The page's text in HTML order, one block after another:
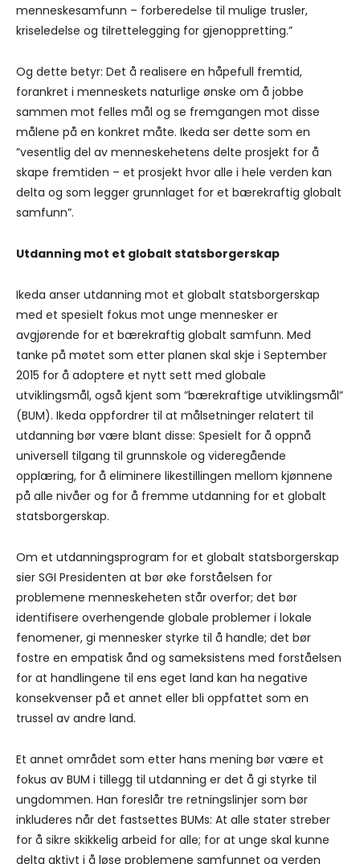
menneskesamfunn – forberedelse til mulige trusler,
kriseledelse og tilrettelegging for gjenoppretting.”
Og dette betyr: Det å realisere en håpefull fremtid,
forankret i menneskets naturlige ønske om å jobbe
sammen mot felles mål og se fremgangen mot disse
målene på en konkret måte. Ikeda ser dette som en
”vesentlig del av menneskehetens delte prosjekt for å
skape fremtiden – et prosjekt hvor alle i hele verden kan
delta og som legger grunnlaget for et bærekraftig globalt
samfunn”.
Utdanning mot et globalt statsborgerskap
Ikeda anser utdanning mot et globalt statsborgerskap
med et spesielt fokus mot unge mennesker er
avgjørende for et bærekraftig globalt samfunn. Med
tanke på møtet som etter planen skal skje i September
2015 for å adoptere et nytt sett med globale
utviklingsmål, også kjent som ”bærekraftige utviklingsmål”
(BUM). Ikeda oppfordrer til at målsetninger relatert til
utdanning bør være blant disse: Spesielt for å oppnå
universell tilgang til grunnskole og videregående
opplæring, for å eliminere likestillingen mellom kjønnene
på alle nivåer og for å fremme utdanning for et globalt
statsborgerskap.
Om et utdanningsprogram for et globalt statsborgerskap
sier SGI Presidenten at bør øke forståelsen for
problemene menneskeheten står overfor; det bør
identifisere overhengende globale problemer i lokale
fenomener, gi mennesker styrke til å handle; det bør
fostre en empatisk ånd og sameksistens med forståelsen
for at handlingene til ens eget land kan ha negative
konsekvenser på et annet eller bli oppfattet som en
trussel av andre land.
Et annet området som etter hans mening bør være et
fokus av BUM i tillegg til utdanning er det å gi styrke til
ungdommen. Han foreslår tre retningslinjer som bør
inkluderes når det fastsettes BUMs: At alle stater streber
for å sikre skikkelig arbeid for alle; for at unge skal kunne
delta aktivt i å løse problemene samfunnet og verden